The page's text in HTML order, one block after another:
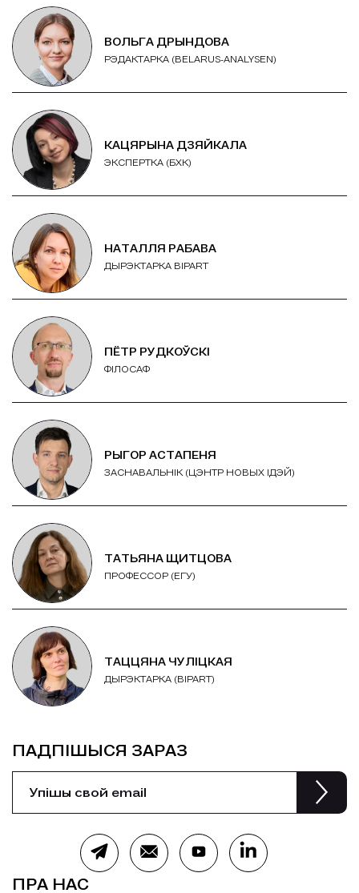
ВОЛЬГА ДРЫНДОВА
РЭДАКТАРКА (BELARUS-ANALYSEN)
КАЦЯРЫНА ДЗЯЙКАЛА
ЭКСПЕРТКА (БХК)
НАТАЛЛЯ РАБАВА
ДЫРЭКТАРКА BIPART
ПЁТР РУДКОЎСКІ
ФІЛОСАФ
РЫГОР АСТАПЕНЯ
ЗАСНАВАЛЬНІК (ЦЭНТР НОВЫХ ІДЭЙ)
ТАТЬЯНА ЩИТЦОВА
ПРОФЕССОР (ЕГУ)
ТАЦЦЯНА ЧУЛІЦКАЯ
ДЫРЭКТАРКА (BIPART)
ПРА НАС
ПАДПІШЫСЯ ЗАРАЗ